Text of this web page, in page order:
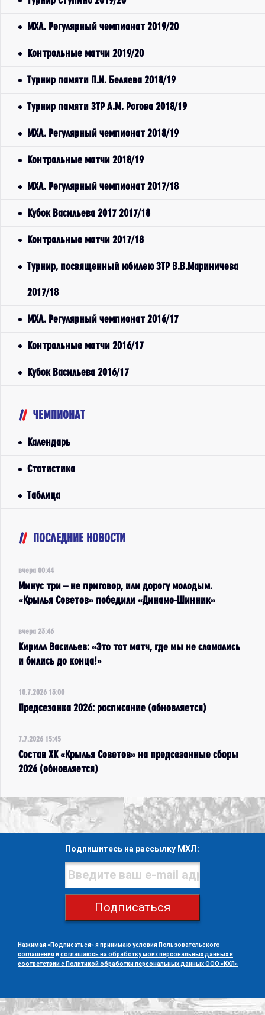
МХЛ. Регулярный чемпионат 2019/20
Контрольные матчи 2019/20
Турнир памяти П.И. Беляева 2018/19
Турнир памяти ЗТР А.М. Рогова 2018/19
МХЛ. Регулярный чемпионат 2018/19
Контрольные матчи 2018/19
МХЛ. Регулярный чемпионат 2017/18
Кубок Васильева 2017 2017/18
Контрольные матчи 2017/18
Турнир, посвященный юбилею ЗТР В.В.Мариничева
2017/18
МХЛ. Регулярный чемпионат 2016/17
Контрольные матчи 2016/17
Кубок Васильева 2016/17
ЧЕМПИОНАТ
Календарь
Статистика
Таблица
ПОСЛЕДНИЕ НОВОСТИ
вчера 00:44
Минус три – не приговор, или дорогу молодым.
«Крылья Советов» победили «Динамо-Шинник»
вчера 23:46
Кирилл Васильев: «Это тот матч, где мы не сломались
и бились до конца!»
10.7.2026 13:00
Предсезонка 2026: расписание (обновляется)
7.7.2026 15:45
Состав ХК «Крылья Советов» на предсезонные сборы
2026 (обновляется)
Подпишитесь на рассылку МХЛ:
Подписаться
Нажимая «Подписаться» я принимаю условия Пользовательского
соглашенияисоглашаюсь на обработку моих персональных данных в
соответствии с Политикой обработки персональных данных ООО «КХЛ»